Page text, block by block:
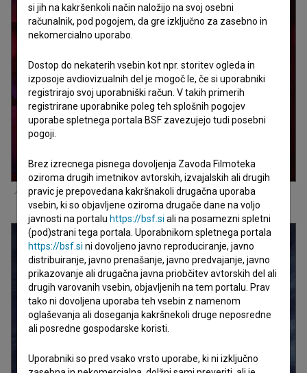
Kader iz filmaKozmonavti (2026)
si jih na kakršenkoli način naložijo na svoj osebni
računalnik, pod pogojem, da gre izključno za zasebno in
nekomercialno uporabo.
Dostop do nekaterih vsebin kot npr. storitev ogleda in
izposoje avdiovizualnih del je mogoč le, če si uporabniki
registrirajo svoj uporabniški račun. V takih primerih
registrirane uporabnike poleg teh splošnih pogojev
uporabe spletnega portala BSF zavezujejo tudi posebni
pogoji.
Brez izrecnega pisnega dovoljenja Zavoda Filmoteka
oziroma drugih imetnikov avtorskih, izvajalskih ali drugih
pravic je prepovedana kakršnakoli drugačna uporaba
vsebin, ki so objavljene oziroma drugače dane na voljo
javnosti na portalu https://bsf.si ali na posamezni spletni
(pod)strani tega portala. Uporabnikom spletnega portala
https://bsf.si ni dovoljeno javno reproduciranje, javno
distribuiranje, javno prenašanje, javno predvajanje, javno
prikazovanje ali drugačna javna priobčitev avtorskih del ali
drugih varovanih vsebin, objavljenih na tem portalu. Prav
tako ni dovoljena uporaba teh vsebin z namenom
oglaševanja ali doseganja kakršnekoli druge neposredne
ali posredne gospodarske koristi.
Uporabniki so pred vsako vrsto uporabe, ki ni izključno